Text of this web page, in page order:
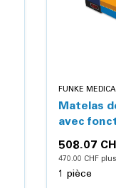
FUNKE
Matelas
avec
508.07
470.00 CHF
1 pièce